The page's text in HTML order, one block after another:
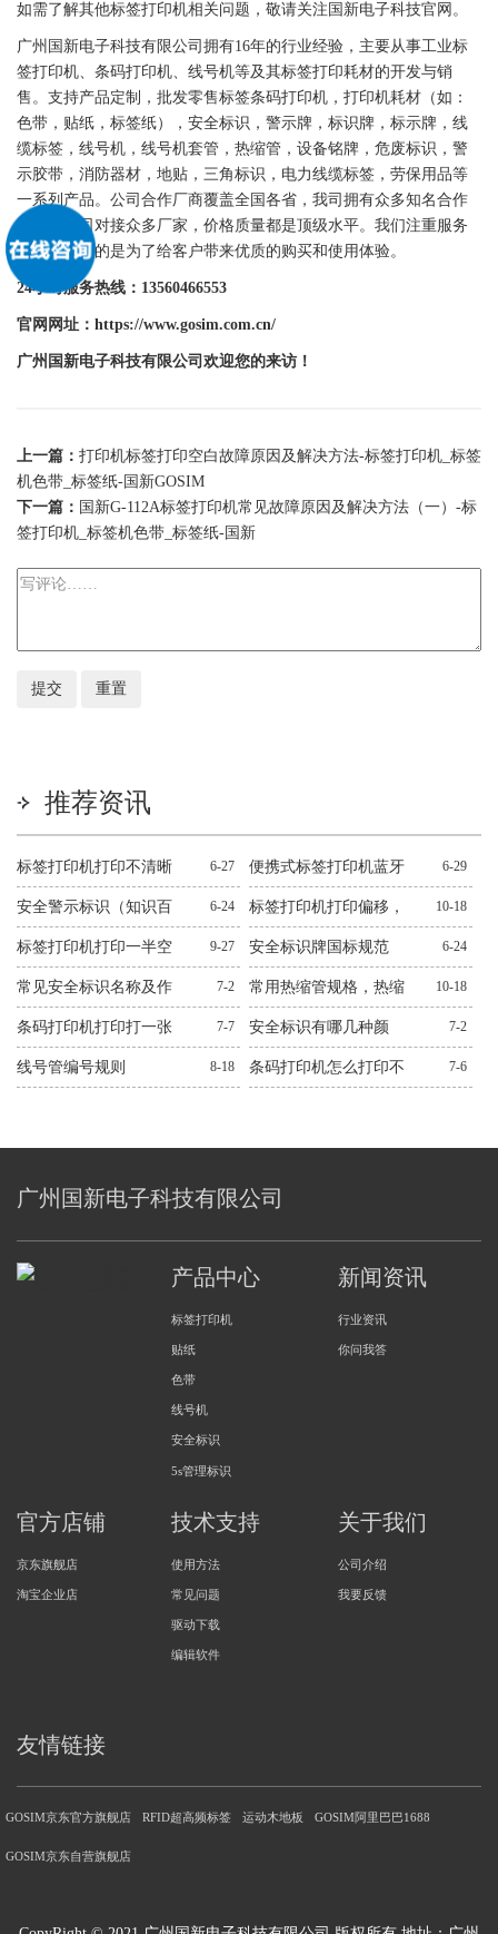
如需了解其他标签打印机相关问题，敬请关注 国新电子科技官网。
广州 国新电子科技有限公司拥有16年的行业经验，主要从事工业标
签打印机、 条码打印机、线号机等及其标签打印耗材的开发与销
售。支持产品定制，批发零售标签条码打印机 ， 打印机耗材（如：
色带 ， 贴纸 ， 标签纸），安全标识， 警示牌 ， 标识牌 ， 标示牌 ，线
缆标签 ，线号机，线号机套管，热缩管，设备铭牌， 危废标识 ，警
示胶带，消防器材，地贴，三角标识，电力线缆标签 ，劳保用品等
一系列产品。公司合作厂商覆盖全国各省，我司拥有众多知名合作
品牌，公司对接众多厂家，价格质量都是顶级水平。我们注重服务
和售后，目的是为了给客户带来优质的购买和使用体验。
24小时服务热线：13560466553
官网网址：https://www.gosim.com.cn/
广州 国新电子科技有限公司欢迎您的来访！
上一篇： 打印机标签打印空白故障原因及解决方法-标签打印机_标签
机色带_标签纸-国新GOSIM
下一篇： 国新G-112A标签打印机常见故障原因及解决方法（一）-标
签打印机_标签机色带_标签纸-国新
推荐资讯
标签打印机打印不清晰
怎么处理？十二种常见
问题解决方法
6-27 便携式标签打印机蓝牙
连不上解决方法
6-29
安全警示标识（知识百
科）
6-24 标签打印机打印偏移，
错位，跳纸解决方法
10-18
标签打印机打印一半空
白解决方法
9-27 安全标识牌国标规范 6-24
常见安全标识名称及作
用图文
7-2 常用热缩管规格，热缩
管规格大全
10-18
条码打印机打印打一张
空一张解决方法
7-7 安全标识有哪几种颜
色？有什么作用？
7-2
线号管编号规则 8-18 条码打印机怎么打印不 7-6
广州国新电子科技有限公司
产品中心
标签打印机
贴纸
色带
线号机
安全标识
5s管理标识
新闻资讯
行业资讯
你问我答
官方店铺
京东旗舰店
淘宝企业店
技术支持
使用方法
常见问题
驱动下载
编辑软件
关于我们
公司介绍
我要反馈
友情链接
GOSIM京东官方旗舰店 RFID超高频标签 运动木地板 GOSIM阿里巴巴1688
GOSIM京东自营旗舰店